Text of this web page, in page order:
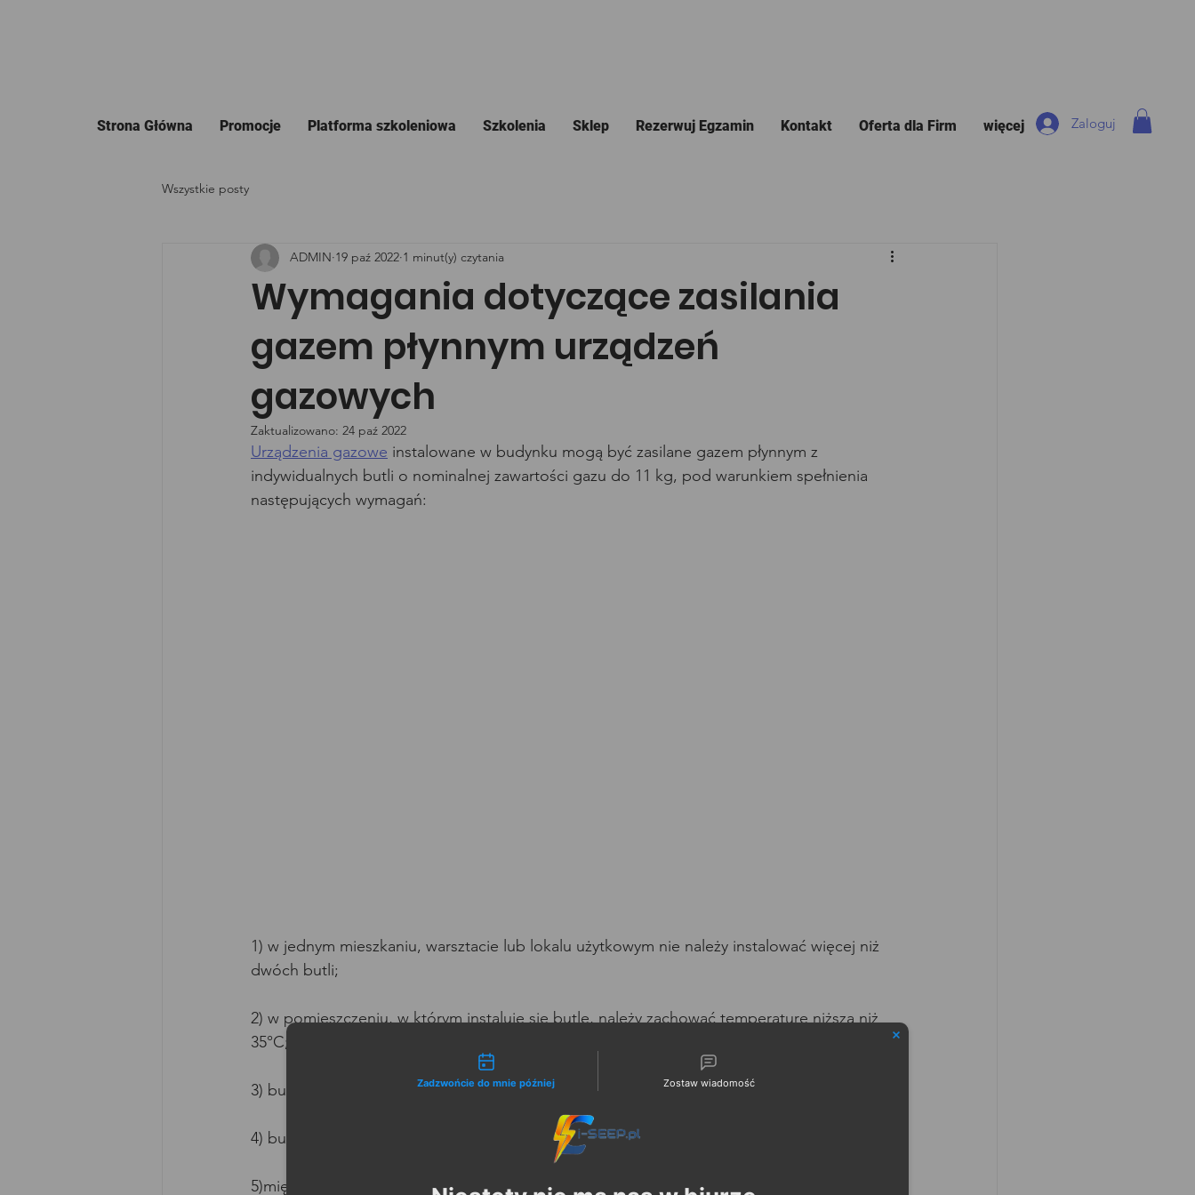
Strona Główna Promocje Platforma szkoleniowa Szkolenia Sklep Rezerwuj Egzamin Kontakt Oferta dla Firm więcej Zaloguj
Wszystkie posty
Wymagania dotyczące zasilania
gazem płynnym urządzeń
gazowych
ADMIN 19 paź 2022 1 minut(y) czytania
Zaktualizowano: 24 paź 2022
Urządzenia gazowe instalowane w budynku mogą być zasilane gazem płynnym z
indywidualnych butli o nominalnej zawartości gazu do 11 kg, pod warunkiem spełnienia
następujących wymagań:
1) w jednym mieszkaniu, warsztacie lub lokalu użytkowym nie należy instalować więcej niż
dwóch butli;
2) w pomieszczeniu, w którym instaluje się butlę, należy zachować temperaturę niższą niż
35°C;
3) butlę należy instalować wyłącznie w pozycji pionowej;
4) butlę należy zabezpieczyć przed uszkodzeniami mechanicznymi;
5)między butlą a urządzeniem promieniującym ciepło, z wyłączeniem zestawów urządzeń
Niestety nie ma nas w biurze.
Czy mamy oddzwonić do